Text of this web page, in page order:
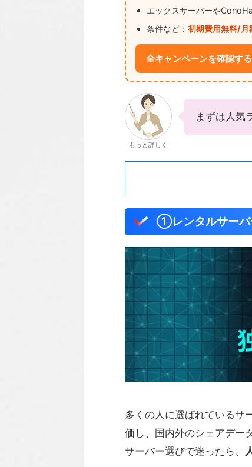
エックスサーバーや
条件など：初期費用無料/月
全キャンペーンを確認する
もっと詳しく
まずは人気
①レンタルサーバ
多くの人に選ばれているサ
価し、国内外のシェアデー
サーバー選びで迷ったら、